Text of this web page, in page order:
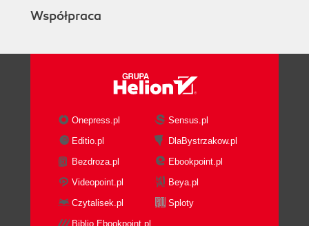
Współpraca
Onepress.pl
Sensus.pl
Editio.pl
DlaBystrzakow.pl
Bezdroza.pl
Ebookpoint.pl
Videopoint.pl
Beya.pl
Czytalisek.pl
Sploty
Biblio.Ebookpoint.pl